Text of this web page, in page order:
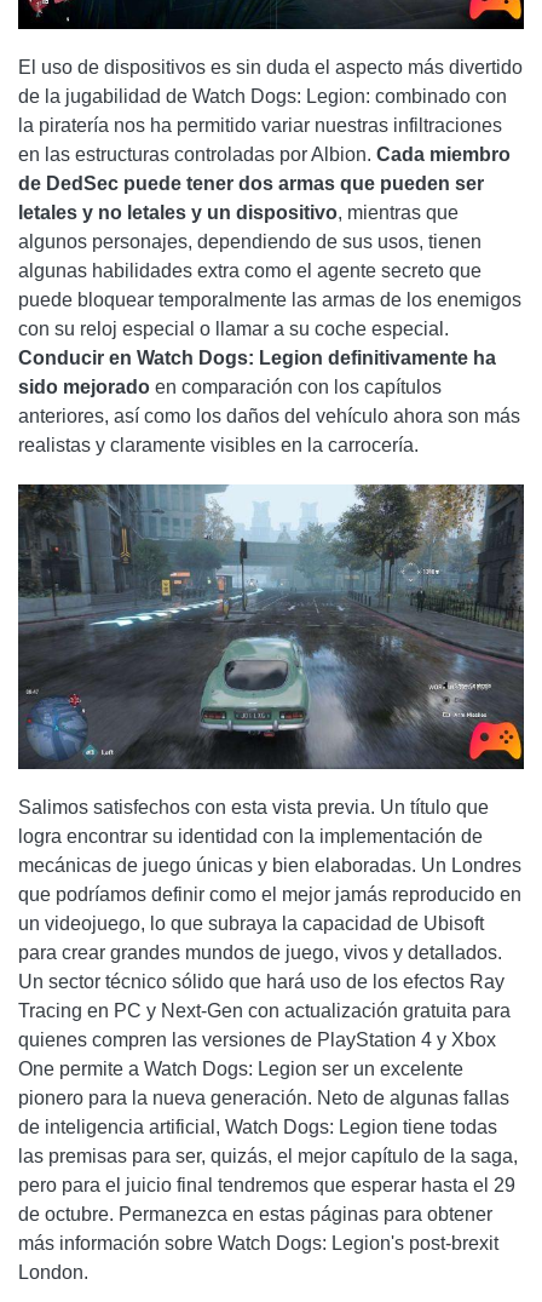
El uso de dispositivos es sin duda el aspecto más divertido
de la jugabilidad de Watch Dogs: Legion: combinado con
la piratería nos ha permitido variar nuestras infiltraciones
en las estructuras controladas por Albion. Cada miembro
de DedSec puede tener dos armas que pueden ser
letales y no letales y un dispositivo, mientras que
algunos personajes, dependiendo de sus usos, tienen
algunas habilidades extra como el agente secreto que
puede bloquear temporalmente las armas de los enemigos
con su reloj especial o llamar a su coche especial.
Conducir en Watch Dogs: Legion definitivamente ha
sido mejorado en comparación con los capítulos
anteriores, así como los daños del vehículo ahora son más
realistas y claramente visibles en la carrocería.
Salimos satisfechos con esta vista previa. Un título que
logra encontrar su identidad con la implementación de
mecánicas de juego únicas y bien elaboradas. Un Londres
que podríamos definir como el mejor jamás reproducido en
un videojuego, lo que subraya la capacidad de Ubisoft
para crear grandes mundos de juego, vivos y detallados.
Un sector técnico sólido que hará uso de los efectos Ray
Tracing en PC y Next-Gen con actualización gratuita para
quienes compren las versiones de PlayStation 4 y Xbox
One permite a Watch Dogs: Legion ser un excelente
pionero para la nueva generación. Neto de algunas fallas
de inteligencia artificial, Watch Dogs: Legion tiene todas
las premisas para ser, quizás, el mejor capítulo de la saga,
pero para el juicio final tendremos que esperar hasta el 29
de octubre. Permanezca en estas páginas para obtener
más información sobre Watch Dogs: Legion's post-brexit
London.